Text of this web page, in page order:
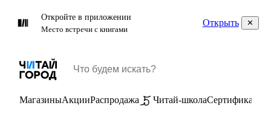
Откройте в приложении
Место встречи с книгами
Открыть
МагазиныАкцииРаспродажа Читай-школаСертификаты